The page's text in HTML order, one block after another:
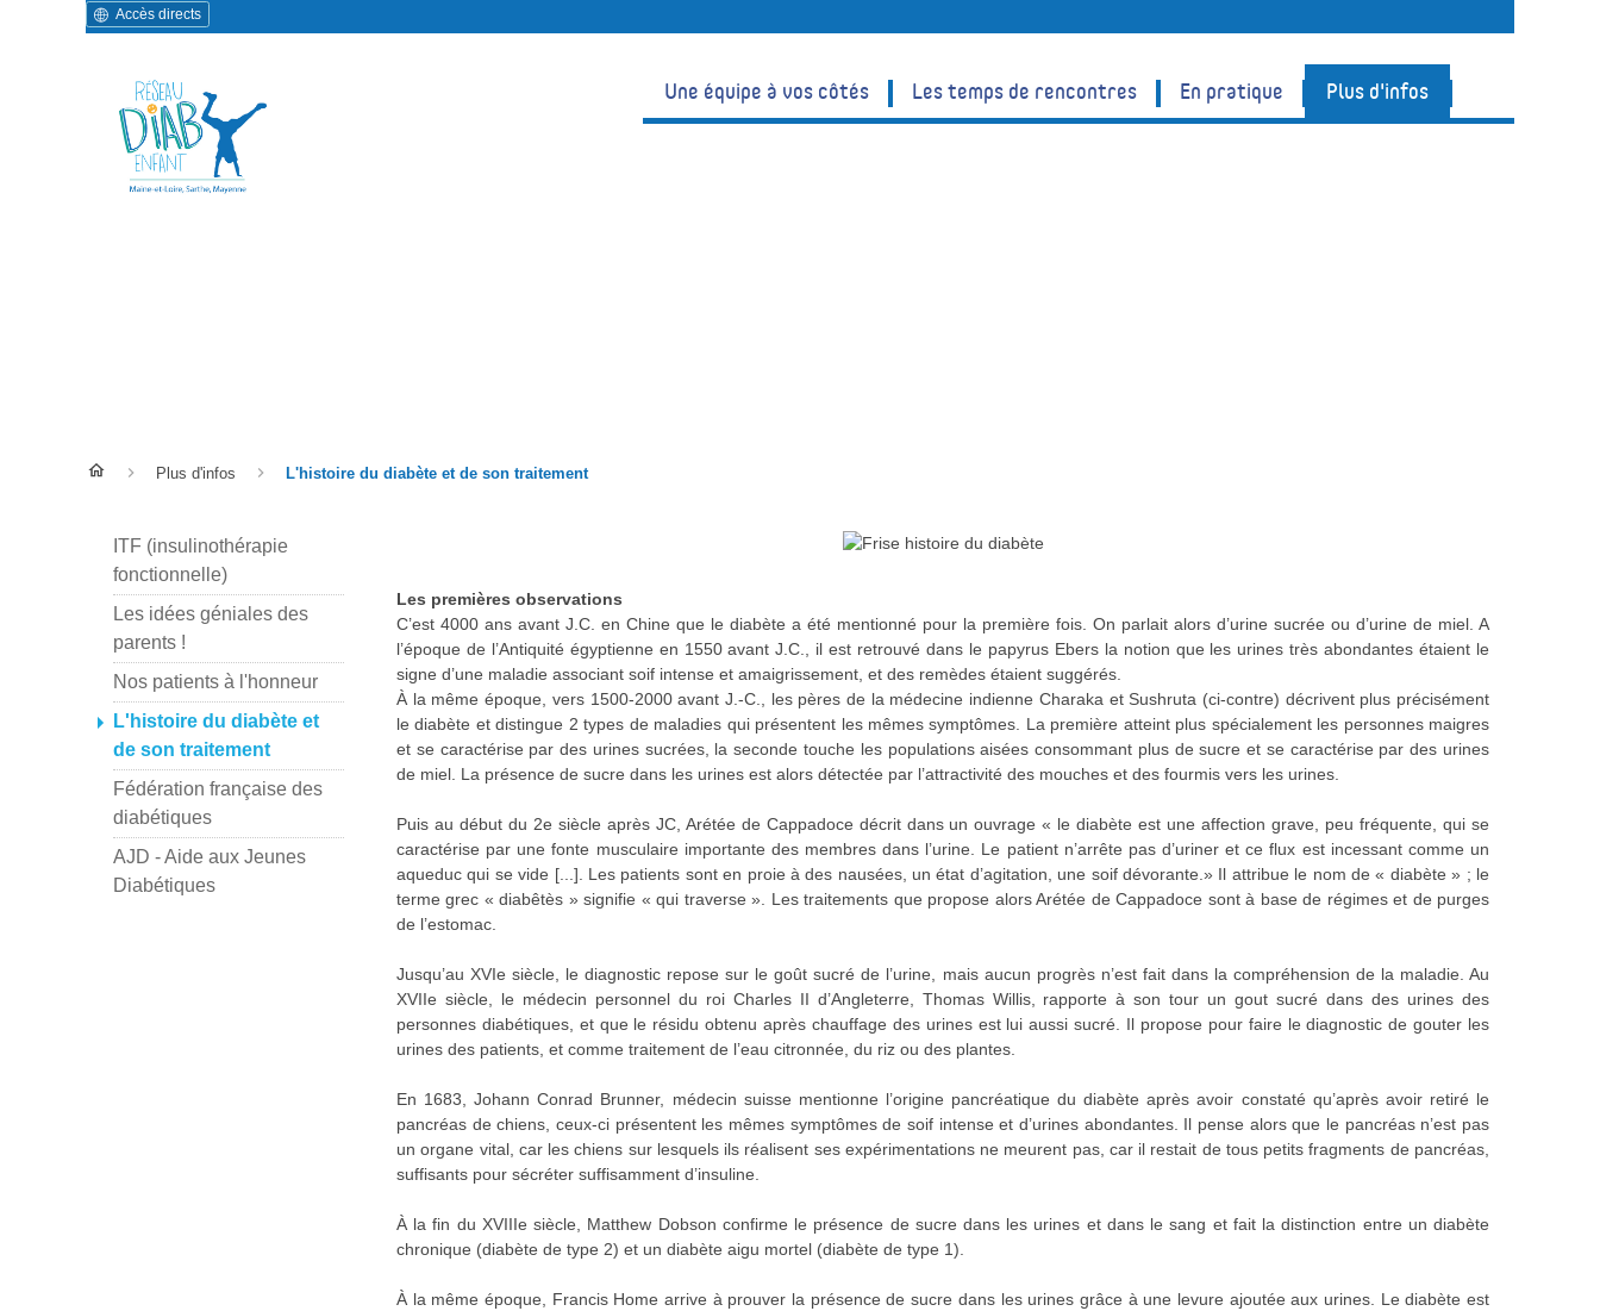
Accès directs
Une équipe à vos côtés Les temps de rencontres En pratique Plus d'infos
Plus d'infos L'histoire du diabète et de son traitement
Les premières observations
C’est 4000 ans avant J.C. en Chine que le diabète a été mentionné pour la première fois. On parlait alors d’urine sucrée ou d’urine de miel. A
l’époque de l’Antiquité égyptienne en 1550 avant J.C., il est retrouvé dans le papyrus Ebers la notion que les urines très abondantes étaient le
signe d’une maladie associant soif intense et amaigrissement, et des remèdes étaient suggérés.
À la même époque, vers 1500-2000 avant J.-C., les pères de la médecine indienne Charaka et Sushruta (ci-contre) décrivent plus précisément
le diabète et distingue 2 types de maladies qui présentent les mêmes symptômes. La première atteint plus spécialement les personnes maigres
et se caractérise par des urines sucrées, la seconde touche les populations aisées consommant plus de sucre et se caractérise par des urines
de miel. La présence de sucre dans les urines est alors détectée par l’attractivité des mouches et des fourmis vers les urines.
Puis au début du 2e siècle après JC, Arétée de Cappadoce décrit dans un ouvrage « le diabète est une affection grave, peu fréquente, qui se
caractérise par une fonte musculaire importante des membres dans l’urine. Le patient n’arrête pas d’uriner et ce flux est incessant comme un
aqueduc qui se vide [...]. Les patients sont en proie à des nausées, un état d’agitation, une soif dévorante.» Il attribue le nom de « diabète » ; le
terme grec « diabêtès » signifie « qui traverse ». Les traitements que propose alors Arétée de Cappadoce sont à base de régimes et de purges
de l’estomac.
Jusqu’au XVIe siècle, le diagnostic repose sur le goût sucré de l’urine, mais aucun progrès n’est fait dans la compréhension de la maladie. Au
XVIIe siècle, le médecin personnel du roi Charles II d’Angleterre, Thomas Willis, rapporte à son tour un gout sucré dans des urines des
personnes diabétiques, et que le résidu obtenu après chauffage des urines est lui aussi sucré. Il propose pour faire le diagnostic de gouter les
urines des patients, et comme traitement de l’eau citronnée, du riz ou des plantes.
En 1683, Johann Conrad Brunner, médecin suisse mentionne l’origine pancréatique du diabète après avoir constaté qu’après avoir retiré le
pancréas de chiens, ceux-ci présentent les mêmes symptômes de soif intense et d’urines abondantes. Il pense alors que le pancréas n’est pas
un organe vital, car les chiens sur lesquels ils réalisent ses expérimentations ne meurent pas, car il restait de tous petits fragments de pancréas,
suffisants pour sécréter suffisamment d’insuline.
À la fin du XVIIIe siècle, Matthew Dobson confirme le présence de sucre dans les urines et dans le sang et fait la distinction entre un diabète
chronique (diabète de type 2) et un diabète aigu mortel (diabète de type 1).
À la même époque, Francis Home arrive à prouver la présence de sucre dans les urines grâce à une levure ajoutée aux urines. Le diabète est
ITF (insulinothérapie
fonctionnelle)
Les idées géniales des
parents !
Nos patients à l'honneur
L'histoire du diabète et
de son traitement
Fédération française des
diabétiques
AJD - Aide aux Jeunes
Diabétiques